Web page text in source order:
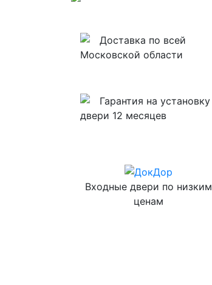
Доставка по всей
Московской области
Гарантия на установку
двери 12 месяцев
Входные двери по низким
ценам